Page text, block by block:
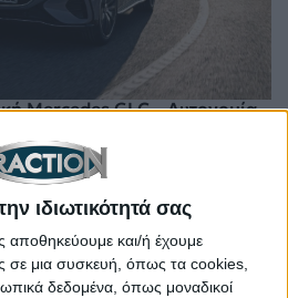
ιδιωτικότητά σας
αποθηκεύουμε και/ή έχουμε
σε μια συσκευή, όπως τα cookies,
δεδομένα, όπως μοναδικοί
Mercedes GLC – Αυτονομία